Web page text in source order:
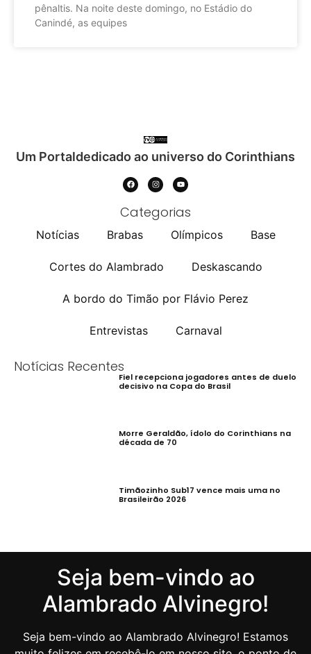
pênaltis. Na noite deste domingo, no Estádio do
Canindé, as equipes
Um Portaldedicado ao universo do Corinthians
Categorias
Notícias Brabas Olímpicos Base
Cortes do Alambrado Deskascando
A bordo do Timão por Flávio Perez
Entrevistas Carnaval
Notícias Recentes
Fiel recepciona jogadores antes de duelo
decisivo na Copa do Brasil
Morre Geraldão, ídolo do Corinthians na
década de 70
Timãozinho Sub17 vence mais uma no
Brasileirão 2026
Seja bem-vindo ao
Alambrado Alvinegro!
Seja bem-vindo ao Alambrado Alvinegro! Estamos